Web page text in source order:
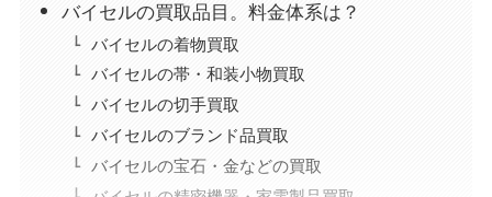
バイセルの買取品目。料金体系は？
バイセルの着物買取
バイセルの帯・和装小物買取
バイセルの切手買取
バイセルのブランド品買取
バイセルの宝石・金などの買取